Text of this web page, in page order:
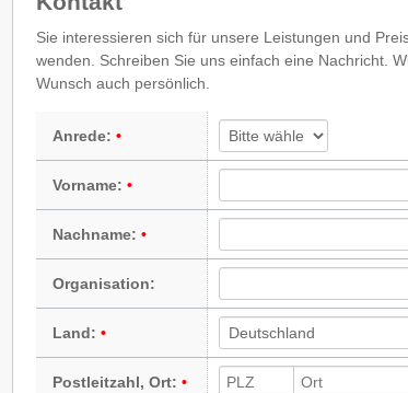
Sie interessieren sich für unsere Leistungen und
wenden. Schreiben Sie uns einfach eine Nachricht.
Wunsch auch persönlich.
Anrede:
Vorname:
Nachname:
Organisation:
Land:
Postleitzahl, Ort: